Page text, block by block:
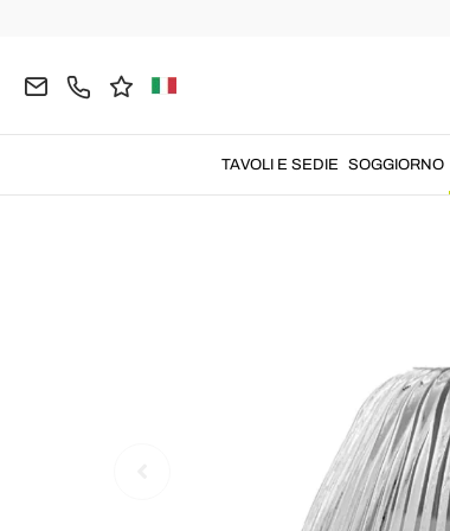
TAVOLI E SEDIE SOGGIORNO